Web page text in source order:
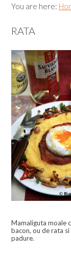
You are here:
RATA
Mamaliguta moale
bacon, ou de rata
padure.